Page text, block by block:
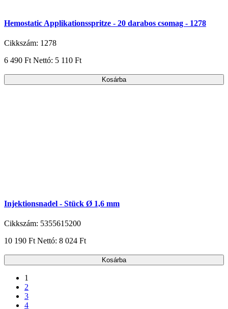
Hemostatic Applikationsspritze - 20 darabos csomag - 1278
Cikkszám: 1278
6 490 Ft Nettó: 5 110 Ft
Kosárba
Injektionsnadel - Stück Ø 1,6 mm
Cikkszám: 5355615200
10 190 Ft Nettó: 8 024 Ft
Kosárba
1
2
3
4